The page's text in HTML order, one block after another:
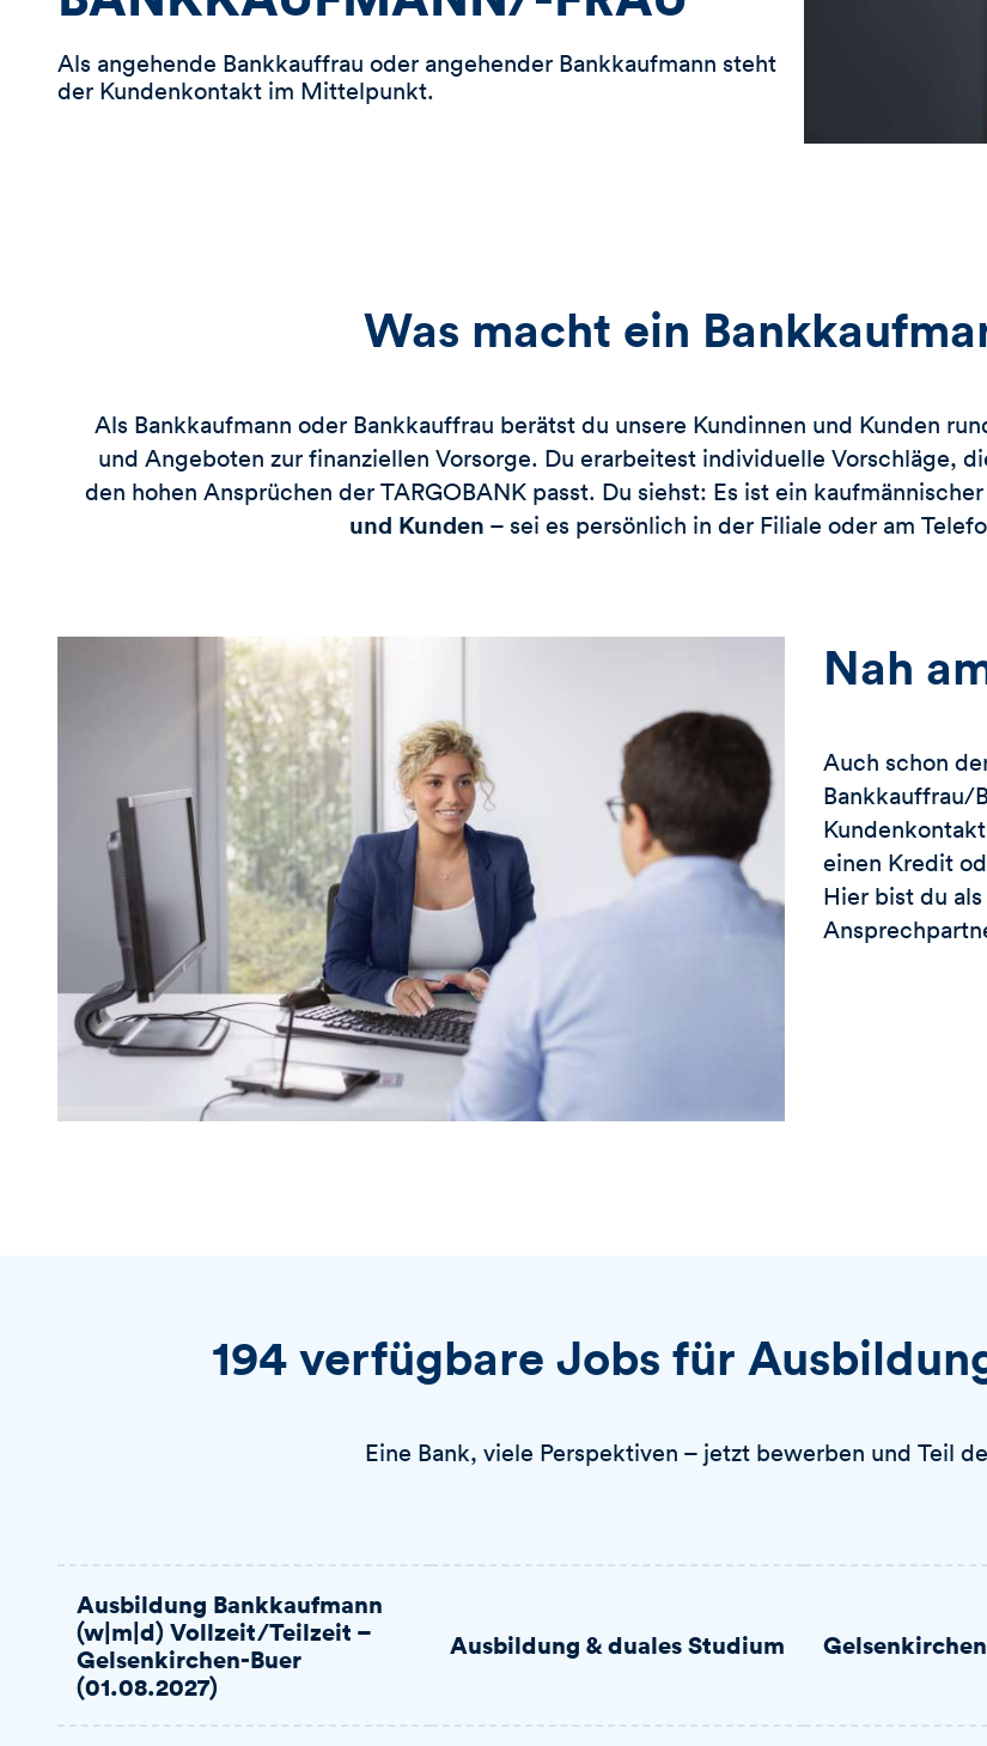
r
t
i
e
e
Als angehende Bankkauffrau oder angehender Bankkaufmann steht
der Kundenkontakt im Mittelpunkt.
Was macht ein
Als Bankkaufmann oder Bankkauffrau berätst du unsere Kundinnen und Kunden
und Angeboten zur finanziellen Vorsorge. Du erarbeitest individuelle Vorschläge,
den hohen Ansprüchen derTARGOBANK passt. Du siehst: Es ist ein
und Kunden – sei es persönlich in der Filiale oder am
Nah
Auch schon
Bankkauffrau/
einen Kredit
Hier bist du
194 verfügbare Jobs für
Eine Bank, viele Perspektiven – jetzt bewerben und Teil
Stellenbezeichnung Fachbereich /
Einstiegslevel
Ausbildung Bankkaufmann
(w|m|d) Vollzeit/Teilzeit –
Gelsenkirchen-Buer
(01.08.2027)
Ausbildung & duales Studium Gelsenkirchen